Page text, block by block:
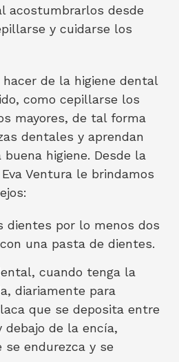
acostumbrarlos desde
y cuidarse los
de la higiene dental
como cepillarse los
mayores, de tal forma
dentales y aprendan
higiene. Desde la
Ventura le brindamos
dientes por lo menos dos
una pasta de dientes.
cuando tenga la
diariamente para
que se deposita entre
debajo de la encía,
se endurezca y se